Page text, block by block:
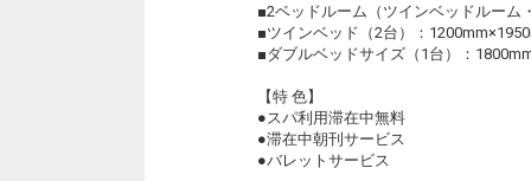
■2ベッドルーム（ツインベッドルーム
■ツインベッド（2台）：
■ダブルベッドサイズ（1台）：
【特 色】
●スパ利用滞在中無料
●滞在中朝刊サービス
●バレットサービス